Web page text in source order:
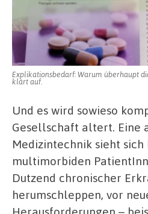
Explikationsbedarf: Warum überhaupt
klärt auf.
Und es wird sowieso
Gesellschaft altert. Eine
Medizintechnik sieht sich
multimorbiden
Dutzend chronischer
herumschleppen, vor